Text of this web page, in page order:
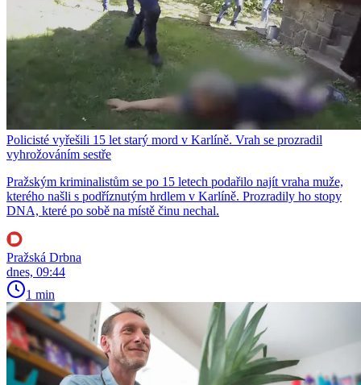
Policisté vyřešili 15 let starý mord v Karlíně. Vrah se prozradil
vyhrožováním sestře
Pražským kriminalistům se po 15 letech podařilo najít vraha muže,
kterého našli s podříznutým hrdlem v Karlíně. Prozradily ho stopy
DNA, které po sobě na místě činu nechal.
Pražská Drbna
dnes, 09:44
1 min